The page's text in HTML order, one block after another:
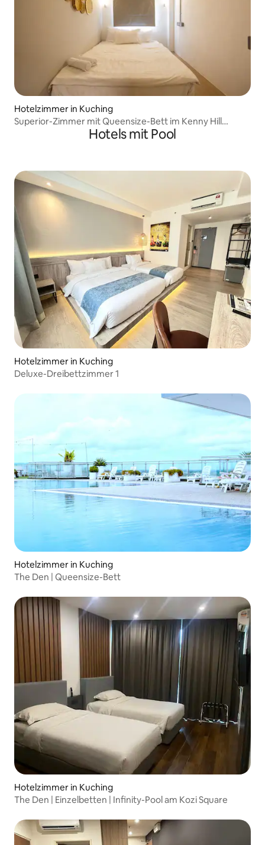
Hotelzimmer in Kuching
Superior-Zimmer mit Queensize-Bett im Kenny Hill
Hotels mit Pool
Hotelzimmer in Kuching
Deluxe-Dreibettzimmer 1
Hotelzimmer in Kuching
The Den | Queensize-Bett
Hotelzimmer in Kuching
The Den | Einzelbetten | Infinity-Pool am Kozi Square